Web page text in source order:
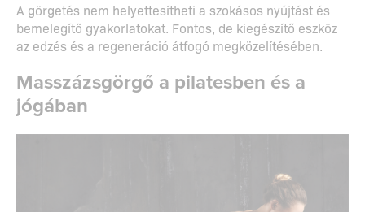
A görgetés nem helyettesítheti a szokásos nyújtást és
bemelegítő gyakorlatokat. Fontos, de kiegészítő eszköz
az edzés és a regeneráció átfogó megközelítésében.
Masszázsgörgő a pilatesben és a
jógában